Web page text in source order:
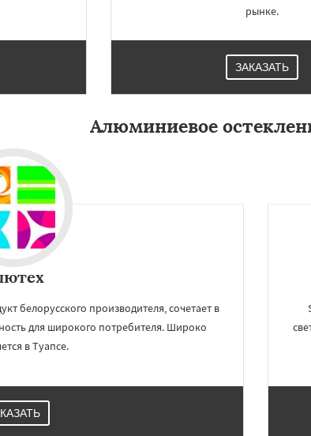
Работаем по
регионам
×
рынке.
ЗАКАЗАТЬ
Алюминиевое
белорусского производителя, сочетает в
для широкого потребителя. Широко
в Туапсе.